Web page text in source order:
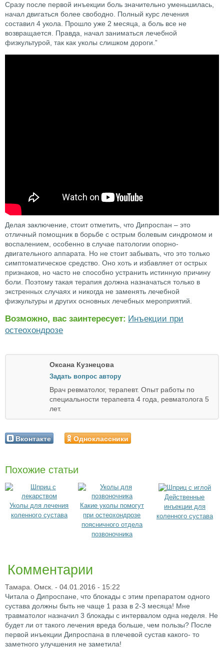
Сразу после первой инъекции боль значительно уменьшилась,
начал двигаться более свободно. Полный курс лечения
составил 4 укола. Прошло уже 2 месяца, а боль все не
возвращается. Правда, начал заниматься лечебной
физкультурой, так как уколы слишком дороги.”
Делая заключение, стоит отметить, что Дипроспан – это
отличный помощник в борьбе с острым болевым синдромом и
воспалением, особенно в случае патологии опорно-
двигательного аппарата. Но не стоит забывать, что это только
симптоматическое средство. Оно хоть и избавляет от острых
признаков, но часто не способно устранить истинную причину
боли. Поэтому такая терапия должна назначаться только в
экстренных случаях и никогда не заменять лечебной
физкультуры и других основных лечебных мероприятий.
Возможно, вас заинтересует: Инъекции при
остеохондрозе
Оксана Кузнецова
Задать вопрос автору
Врач ревматолог, терапевт. Опыт работы по
специальности терапевта 4 года, ревматолога 5
лет.
Вконтакте Одноклассники
Похожие статьи
Уколы для лечения
коленного сустава
Какие уколы помогут
при остеохондрозе
поясничного отдела
позвоночника
Действенные
инъекции для
коленного сустава
Комментарии
Тамара. Омск. - 04.01.2016 - 15:22
Читала о Дипроспане, что блокады с этим препаратом одного
сустава должны быть не чаще 1 раза в 2-3 месяца! Мне
травматолог назначил 3 блокады с интервалом одна неделя. Не
будет ли от такого лечения вреда больше, чем пользы? После
первой инъекции Дипроспана в плечевой сустав какого- то
заметного улучшения не заметила!